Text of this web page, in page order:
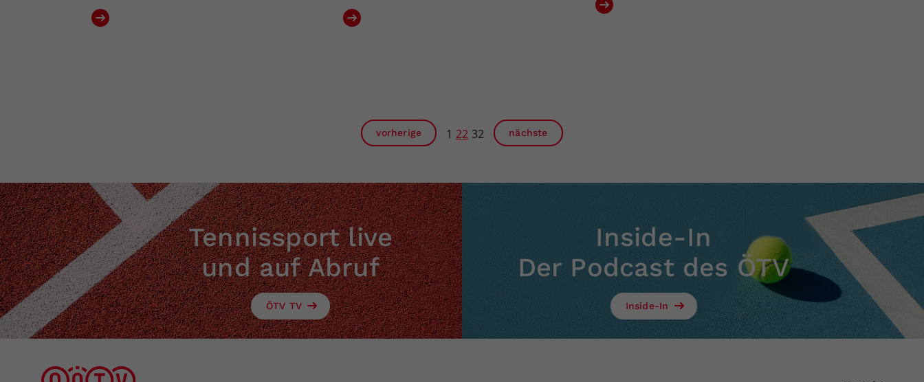
vorherige 1 22 32 nächste
Tennissport live
und auf Abruf
ÖTV TV
Inside-In
Der Podcast des ÖTV
Inside-In